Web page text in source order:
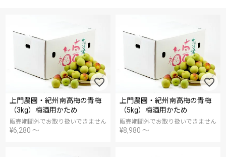
上門農園・紀州南高梅の青梅
（3kg）梅酒用かため
販売期間外でお取り扱いできません
¥6,280 〜
上門農園・紀州南高梅の青梅
（5kg）梅酒用かため
販売期間外でお取り扱いできません
¥8,980 〜